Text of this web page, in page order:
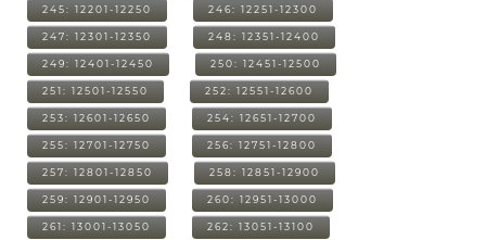
245: 12201-12250 246: 12251-12300
247: 12301-12350 248: 12351-12400
249: 12401-12450 250: 12451-12500
251: 12501-12550 252: 12551-12600
253: 12601-12650 254: 12651-12700
255: 12701-12750 256: 12751-12800
257: 12801-12850 258: 12851-12900
259: 12901-12950 260: 12951-13000
261: 13001-13050 262: 13051-13100